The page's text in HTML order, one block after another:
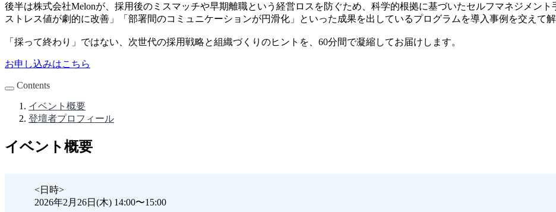
後半は株式会社Melonが、採用後のミスマッチや早期離職という経営ロスを防ぐため、科学的根拠に基づいたセルフマネジメン
ストレス値が劇的に改善」「部署間のコミュニケーションが円滑化」といった成果を出しているプログラムを導入事例を交えて解
「採って終わり」ではない、次世代の採用戦略と組織づくりのヒントを、60分間で凝縮してお届けします。
お申し込みはこちら
Contents
イベント概要
登壇者プロフィール
イベント概要
<日時>
2026年2月26日(木) 14:00〜15:00